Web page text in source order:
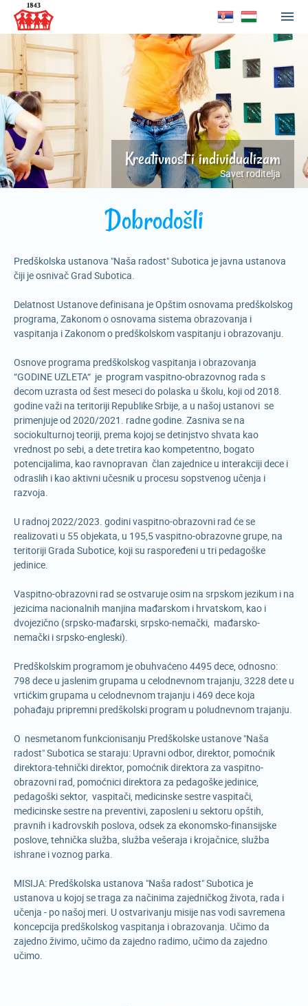
Kreativnost i individualizam
Savet roditelja
Dobrodošli
Predškolska ustanova "Naša radost" Subotica je javna ustanova
čiji je osnivač Grad Subotica.
Delatnost Ustanove definisana je Opštim osnovama predškolskog
programa, Zakonom o osnovama sistema obrazovanja i
vaspitanja i Zakonom o predškolskom vaspitanju i obrazovanju.
Osnove programa predškolskog vaspitanja i obrazovanja
“GODINE UZLETA“ je program vaspitno-obrazovnog rada s
decom uzrasta od šest meseci do polaska u školu, koji od 2018.
godine važi na teritoriji Republike Srbije, a u našoj ustanovi se
primenjuje od 2020/2021. radne godine. Zasniva se na
sociokulturnoj teoriji, prema kojoj se detinjstvo shvata kao
vrednost po sebi, a dete tretira kao kompetentno, bogato
potencijalima, kao ravnopravan član zajednice u interakciji dece i
odraslih i kao aktivni učesnik u procesu sopstvenog učenja i
razvoja.
U radnoj 2022/2023. godini vaspitno-obrazovni rad će se
realizovati u 55 objekata, u 195,5 vaspitno-obrazovne grupe, na
teritoriji Grada Subotice, koji su raspoređeni u tri pedagoške
jedinice.
Vaspitno-obrazovni rad se ostvaruje osim na srpskom jezikum i na
jezicima nacionalnih manjina mađarskom i hrvatskom, kao i
dvojezično (srpsko-mađarski, srpsko-nemački, mađarsko-
nemački i srpsko-engleski).
Predškolskim programom je obuhvaćeno 4495 dece, odnosno:
798 dece u jaslenim grupama u celodnevnom trajanju, 3228 dete u
vrtićkim grupama u celodnevnom trajanju i 469 dece koja
pohađaju pripremni predškolski program u poludnevnom trajanju.
O nesmetanom funkcionisanju Predškolske ustanove "Naša
radost" Subotica se staraju: Upravni odbor, direktor, pomoćnik
direktora-tehnički direktor, pomoćnik direktora za vaspitno-
obrazovni rad, pomoćnici direktora za pedagoške jedinice,
pedagoški sektor, vaspitači, medicinske sestre vaspitači,
medicinske sestre na preventivi, zaposleni u sektoru opštih,
pravnih i kadrovskih poslova, odsek za ekonomsko-finansijske
poslove, tehnička služba, služba vešeraja i krojačnice, služba
ishrane i voznog parka.
MISIJA: Predškolska ustanova "Naša radost" Subotica je
ustanova u kojoj se traga za načinima zajedničkog života, rada i
učenja - po našoj meri. U ostvarivanju misije nas vodi savremena
koncepcija predškolskog vaspitanja i obrazovanja. Učimo da
zajedno živimo, učimo da zajedno radimo, učimo da zajedno
učimo.